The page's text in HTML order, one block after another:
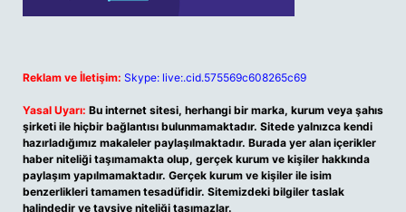
Reklam ve İletişim: Skype: live:.cid.575569c608265c69
Yasal Uyarı: Bu internet sitesi, herhangi bir marka, kurum veya şahıs
şirketi ile hiçbir bağlantısı bulunmamaktadır. Sitede yalnızca kendi
hazırladığımız makaleler paylaşılmaktadır. Burada yer alan içerikler
haber niteliği taşımamakta olup, gerçek kurum ve kişiler hakkında
paylaşım yapılmamaktadır. Gerçek kurum ve kişiler ile isim
benzerlikleri tamamen tesadüfidir. Sitemizdeki bilgiler taslak
halindedir ve tavsiye niteliği taşımazlar.